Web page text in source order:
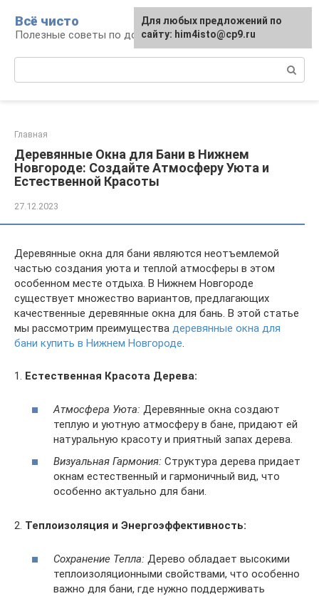
контенту
Всё чисто
Полезные советы по домоводству
Главная
Деревянные Окна для Бани в Нижнем
Новгороде: Создайте Атмосферу Уюта и
Естественной Красоты
27.12.2023
Деревянные окна для бани являются неотъемлемой
частью создания уюта и теплой атмосферы в этом
особенном месте отдыха. В Нижнем Новгороде
существует множество вариантов, предлагающих
качественные деревянные окна для бань. В этой статье
мы рассмотрим преимущества деревянные окна для
бани купить в Нижнем Новгороде.
1. Естественная Красота Дерева:
Атмосфера Уюта: Деревянные окна создают
теплую и уютную атмосферу в бане, придают ей
натуральную красоту и приятный запах дерева.
Визуальная Гармония: Структура дерева придает
окнам естественный и гармоничный вид, что
особенно актуально для бани.
2. Теплоизоляция и Энергоэффективность:
Сохранение Тепла: Дерево обладает высокими
теплоизоляционными свойствами, что особенно
важно для бани, где нужно поддерживать
Для любых предложений по
сайту: him4isto@cp9.ru